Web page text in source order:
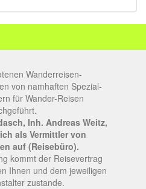
Wanderreisen-
von namhaften Spezial-
für Wander-Reisen
Inh. Andreas Weitz,
als Vermittler von
auf (Reisebüro).
kommt der Reisevertrag
Ihnen und dem jeweiligen
zustande.